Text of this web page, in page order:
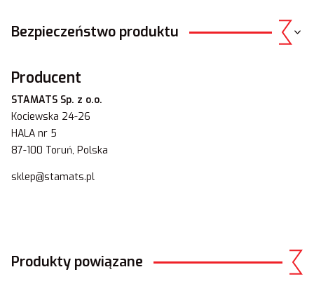
Bezpieczeństwo produktu
Producent
STAMATS Sp. z o.o.
Kociewska 24-26
HALA nr 5
87-100 Toruń, Polska
sklep@stamats.pl
Produkty powiązane